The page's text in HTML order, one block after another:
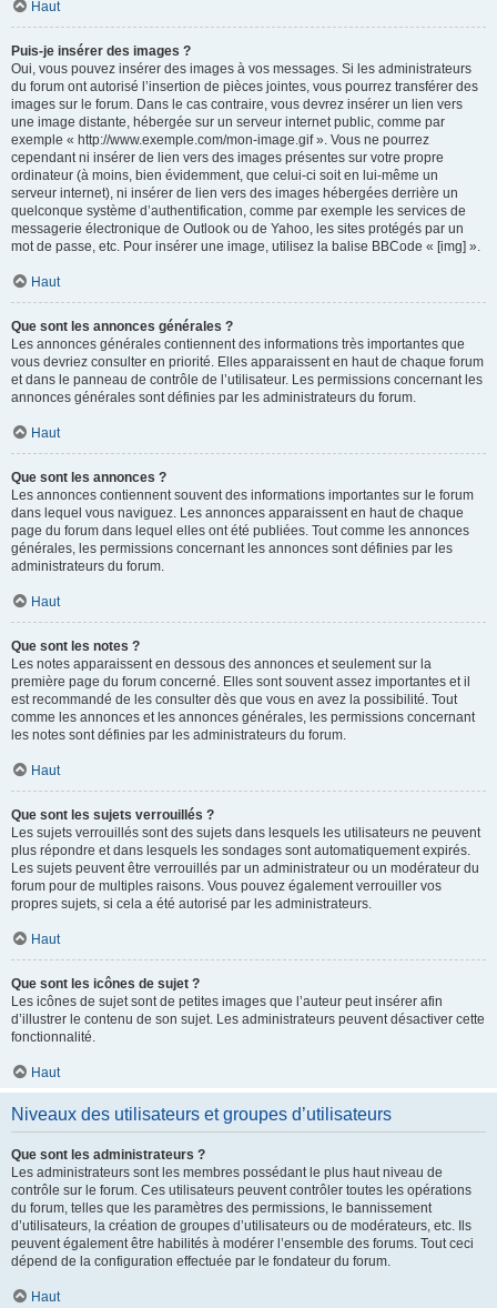
Haut
Puis-je insérer des images ?
Oui, vous pouvez insérer des images à vos messages. Si les administrateurs
du forum ont autorisé l’insertion de pièces jointes, vous pourrez transférer des
images sur le forum. Dans le cas contraire, vous devrez insérer un lien vers
une image distante, hébergée sur un serveur internet public, comme par
exemple « http://www.exemple.com/mon-image.gif ». Vous ne pourrez
cependant ni insérer de lien vers des images présentes sur votre propre
ordinateur (à moins, bien évidemment, que celui-ci soit en lui-même un
serveur internet), ni insérer de lien vers des images hébergées derrière un
quelconque système d’authentification, comme par exemple les services de
messagerie électronique de Outlook ou de Yahoo, les sites protégés par un
mot de passe, etc. Pour insérer une image, utilisez la balise BBCode « [img] ».
Haut
Que sont les annonces générales ?
Les annonces générales contiennent des informations très importantes que
vous devriez consulter en priorité. Elles apparaissent en haut de chaque forum
et dans le panneau de contrôle de l’utilisateur. Les permissions concernant les
annonces générales sont définies par les administrateurs du forum.
Haut
Que sont les annonces ?
Les annonces contiennent souvent des informations importantes sur le forum
dans lequel vous naviguez. Les annonces apparaissent en haut de chaque
page du forum dans lequel elles ont été publiées. Tout comme les annonces
générales, les permissions concernant les annonces sont définies par les
administrateurs du forum.
Haut
Que sont les notes ?
Les notes apparaissent en dessous des annonces et seulement sur la
première page du forum concerné. Elles sont souvent assez importantes et il
est recommandé de les consulter dès que vous en avez la possibilité. Tout
comme les annonces et les annonces générales, les permissions concernant
les notes sont définies par les administrateurs du forum.
Haut
Que sont les sujets verrouillés ?
Les sujets verrouillés sont des sujets dans lesquels les utilisateurs ne peuvent
plus répondre et dans lesquels les sondages sont automatiquement expirés.
Les sujets peuvent être verrouillés par un administrateur ou un modérateur du
forum pour de multiples raisons. Vous pouvez également verrouiller vos
propres sujets, si cela a été autorisé par les administrateurs.
Haut
Que sont les icônes de sujet ?
Les icônes de sujet sont de petites images que l’auteur peut insérer afin
d’illustrer le contenu de son sujet. Les administrateurs peuvent désactiver cette
fonctionnalité.
Haut
Niveaux des utilisateurs et groupes d’utilisateurs
Que sont les administrateurs ?
Les administrateurs sont les membres possédant le plus haut niveau de
contrôle sur le forum. Ces utilisateurs peuvent contrôler toutes les opérations
du forum, telles que les paramètres des permissions, le bannissement
d’utilisateurs, la création de groupes d’utilisateurs ou de modérateurs, etc. Ils
peuvent également être habilités à modérer l’ensemble des forums. Tout ceci
dépend de la configuration effectuée par le fondateur du forum.
Haut